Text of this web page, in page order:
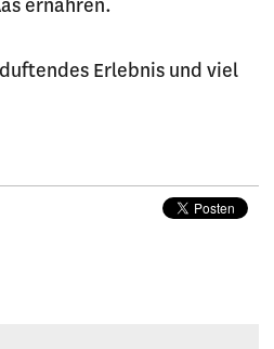
ernähren.
Erlebnis und viel